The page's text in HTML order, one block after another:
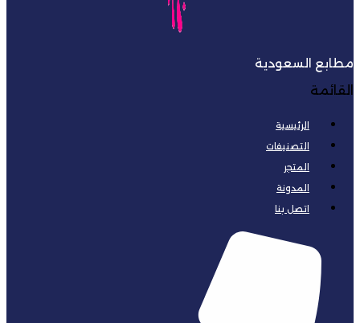
مطابع السعودية
القائمة
الرئيسية
التصنيفات
المتجر
المدونة
اتصل بنا